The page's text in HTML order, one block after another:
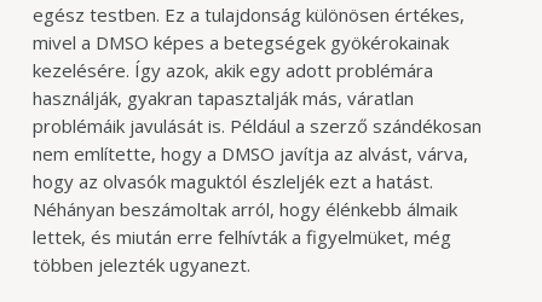
egész testben. Ez a tulajdonság különösen értékes,
mivel a DMSO képes a betegségek gyökérokainak
kezelésére. Így azok, akik egy adott problémára
használják, gyakran tapasztalják más, váratlan
problémáik javulását is. Például a szerző szándékosan
nem említette, hogy a DMSO javítja az alvást, várva,
hogy az olvasók maguktól észleljék ezt a hatást.
Néhányan beszámoltak arról, hogy élénkebb álmaik
lettek, és miután erre felhívták a figyelmüket, még
többen jelezték ugyanezt.